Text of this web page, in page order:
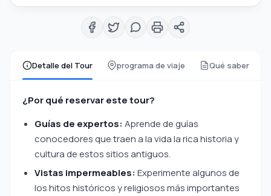
Detalle del Tour programa de viaje Qué saber
¿Por qué reservar este tour?
Guías de expertos: Aprende de guías
conocedores que traen a la vida la rica historia y
cultura de estos sitios antiguos.
Vistas impermeables: Experimente algunos de
los hitos históricos y religiosos más importantes